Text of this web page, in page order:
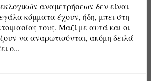
αναμετρήσεων δεν είναι
κόμματα έχουν, ήδη, μπει στη
τους. Μαζί με αυτά και οι
να αναρωτιούνται, ακόμη δειλά
ο...